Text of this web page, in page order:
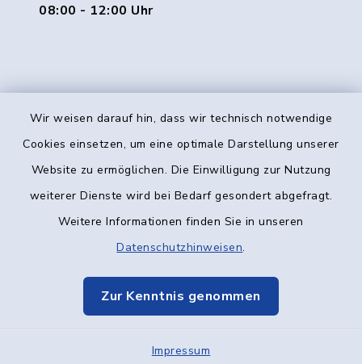
Wir weisen darauf hin, dass wir technisch notwendige
Cookies einsetzen, um eine optimale Darstellung unserer
Website zu ermöglichen. Die Einwilligung zur Nutzung
weiterer Dienste wird bei Bedarf gesondert abgefragt.
Weitere Informationen finden Sie in unseren
Datenschutzhinweisen.
Zur Kenntnis genommen
Impressum
08:00 - 12:00 Uhr
Kontakt
Datenschutz
Elektronische Kommunikation
Sitemap